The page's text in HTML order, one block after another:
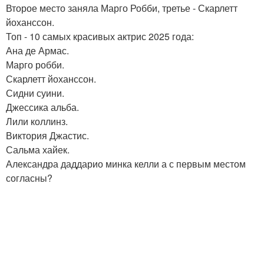
Второе место заняла Марго Робби, третье - Скарлетт
йоханссон.
Топ - 10 самых красивых актрис 2025 года:
Ана де Армас.
Марго робби.
Скарлетт йоханссон.
Сидни суини.
Джессика альба.
Лили коллинз.
Виктория Джастис.
Сальма хайек.
Александра даддарио минка келли а с первым местом
согласны?